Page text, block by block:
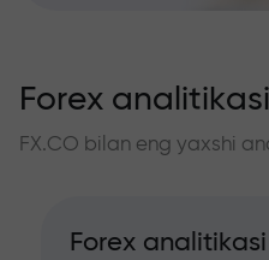
Forex analitikasi
FX.CO bilan eng yaxshi
Forex analitikasi